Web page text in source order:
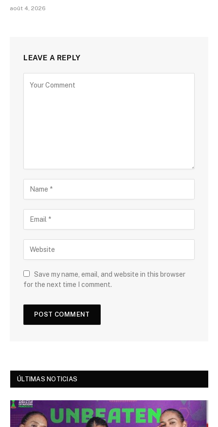
août 4, 2026
LEAVE A REPLY
Save my name, email, and website in this browser
for the next time I comment.
ÚLTIMAS NOTICIAS